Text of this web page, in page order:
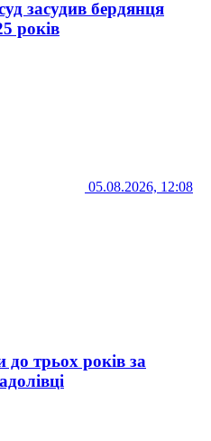
засудив бердянця
років
05.08.2026, 12:08
до трьох років за